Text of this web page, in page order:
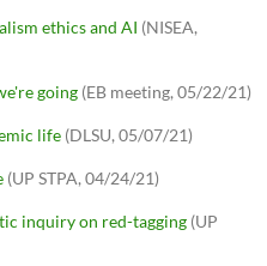
ethics and AI (NISEA,
going (EB meeting, 05/22/21)
life (DLSU, 05/07/21)
(UP STPA, 04/24/21)
inquiry on red-tagging (UP